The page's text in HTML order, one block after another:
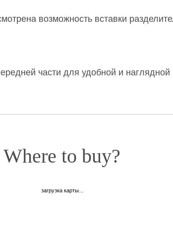
возможность вставки
части для удобной и
Where to buy?
загрузка карты...